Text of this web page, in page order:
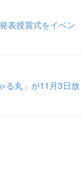
表授賞式をイベン
る丸」が11月3日放